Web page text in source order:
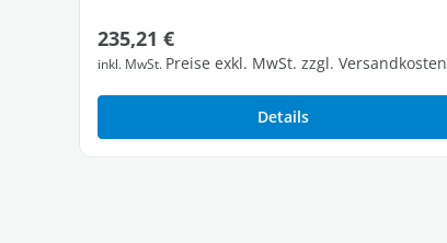
Regulärer Preis:
235,21 €
inkl. MwSt. Preise exkl. MwSt. zzgl. Versandkosten
Details